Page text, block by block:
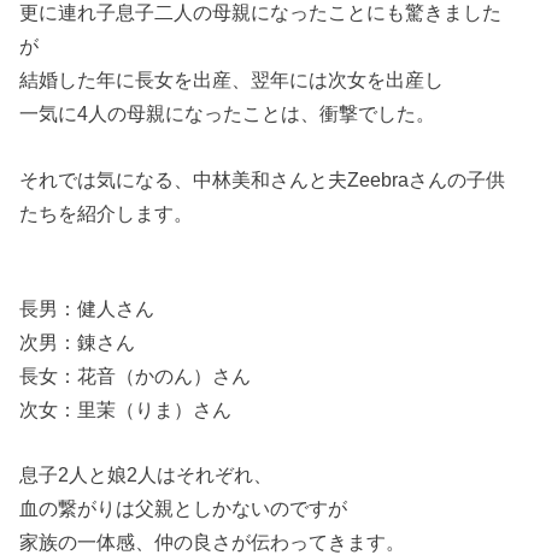
更に連れ子息子二人の母親になったことにも驚きました
が
結婚した年に長女を出産、翌年には次女を出産し
一気に4人の母親になったことは、衝撃でした。
それでは気になる、中林美和さんと夫Zeebraさんの子供
たちを紹介します。
長男：健人さん
次男：錬さん
長女：花音（かのん）さん
次女：里茉（りま）さん
息子2人と娘2人はそれぞれ、
血の繋がりは父親としかないのですが
家族の一体感、仲の良さが伝わってきます。